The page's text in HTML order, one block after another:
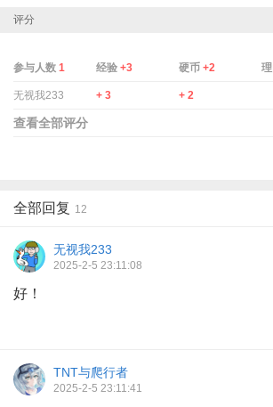
评分
参与人数 1 经验 +3 硬币 +2
无视我233 + 3 + 2
查看全部评分
全部回复 12
无视我233
2025-2-5 23:11:08
好！
TNT与爬行者
2025-2-5 23:11:41